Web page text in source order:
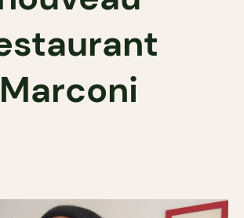
Marconi